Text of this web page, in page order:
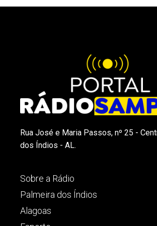
Rua José e Maria Passos, nº 25 -
dos Índios - AL.
Sobre a Rádio
Palmeira dos Índios
Alagoas